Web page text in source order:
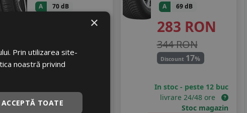
A 70 dB
RON
32
livrare 24/48 ore
Stoc magazin
A 69 dB
283 RON
344 RON
Discount 17%
In stoc - peste 12 buc
livrare 24/48 ore
Stoc magazin
×
Prin utilizarea site-
noastră privind
ACCEPTĂ TOATE